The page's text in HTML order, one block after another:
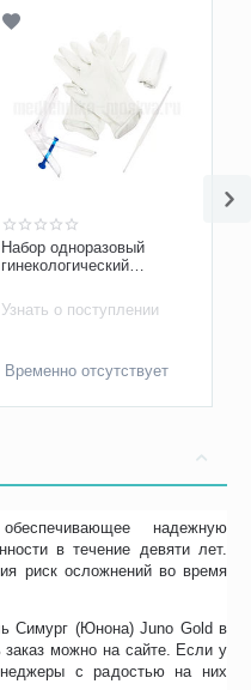
Набор одноразовый
гинекологический
Узнать о поступлении
Временно отсутствует
надежную
в течение девяти лет.
риск осложнений во время
Симург (Юнона) Juno Gold в
заказ можно на сайте. Если у
с радостью на них